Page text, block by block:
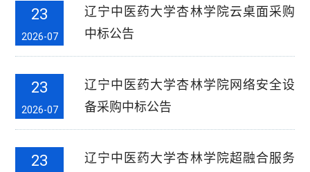
23
2026-07
辽宁中医药大学杏林学院云桌面采购
中标公告
23
2026-07
辽宁中医药大学杏林学院网络安全设
备采购中标公告
23
辽宁中医药大学杏林学院超融合服务